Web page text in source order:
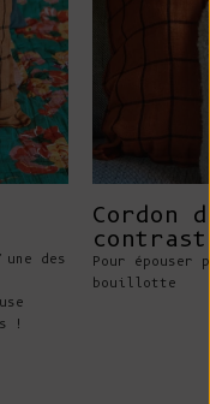
des
!
Cordon
Pour épouser
bouillotte